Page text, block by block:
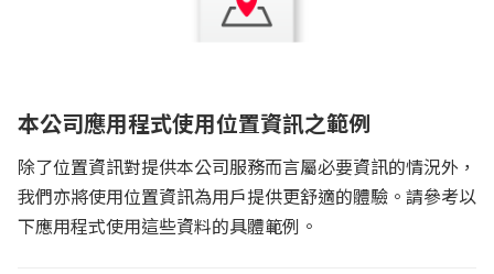
隱私權政策
IP 位址
Yahoo!
JAPAN 搜尋服務、搜尋廣告傳輸系統及搜尋相關資料之處
理
本公司應用程式使用位置資訊之範例
除了位置資訊對提供本公司服務而言屬必要資訊的情況外，
我們亦將使用位置資訊為用戶提供更舒適的體驗。請參考以
下應用程式使用這些資料的具體範例。